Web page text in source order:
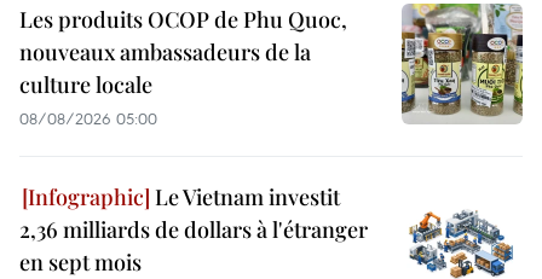
Les produits OCOP de Phu Quoc,
nouveaux ambassadeurs de la
culture locale
08/08/2026 05:00
Le Vietnam investit
2,36 milliards de dollars à l'étranger
en sept mois